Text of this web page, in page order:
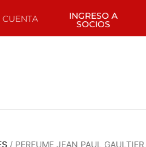
CUENTA INGRESO A
SOCIOS
/ PERFUME JEAN PAUL GAULTIER